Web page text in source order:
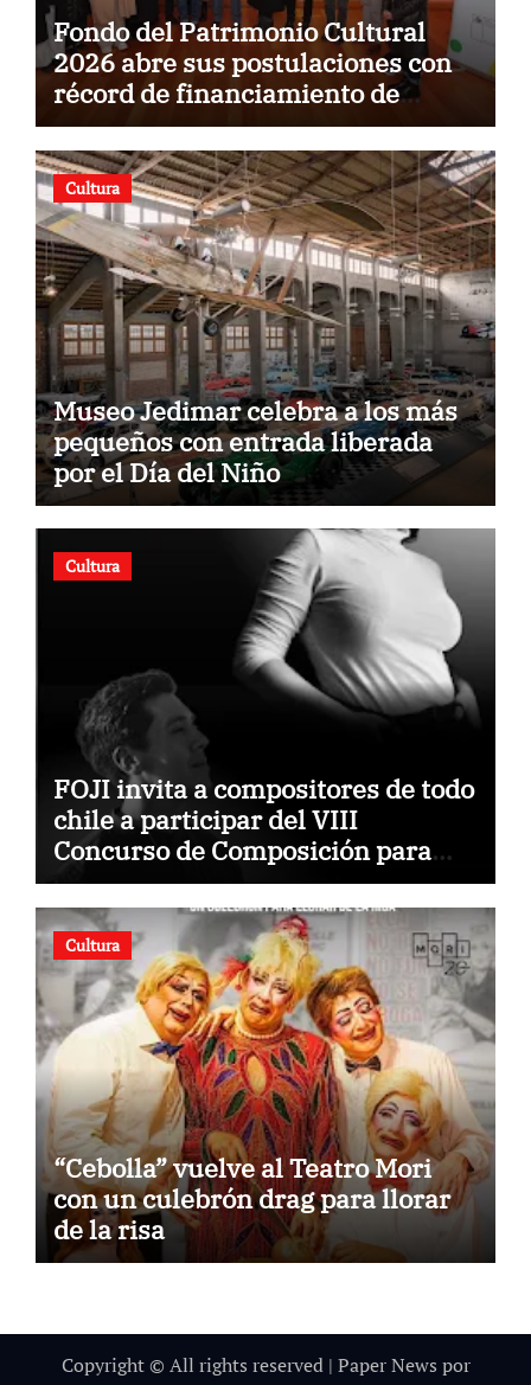
Fondo del Patrimonio Cultural
2026 abre sus postulaciones con
récord de financiamiento de
$5.500 millones
Cultura
Museo Jedimar celebra a los más
pequeños con entrada liberada
por el Día del Niño
Cultura
FOJI invita a compositores de todo
chile a participar del VIII
Concurso de Composición para
Orquestas Infanto Juveniles
“Jorge Peña Hen”
Cultura
“Cebolla” vuelve al Teatro Mori
con un culebrón drag para llorar
de la risa
Copyright © All rights reserved | Paper News por